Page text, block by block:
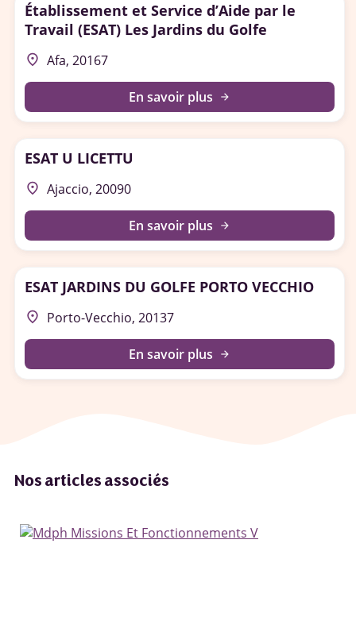
Établissement et Service d’Aide par le
Travail (ESAT) Les Jardins du Golfe
place Afa, 20167
En savoir plus arrow_forward
ESAT U LICETTU
place Ajaccio, 20090
En savoir plus arrow_forward
ESAT JARDINS DU GOLFE PORTO VECCHIO
place Porto-Vecchio, 20137
En savoir plus arrow_forward
Nos articles associés